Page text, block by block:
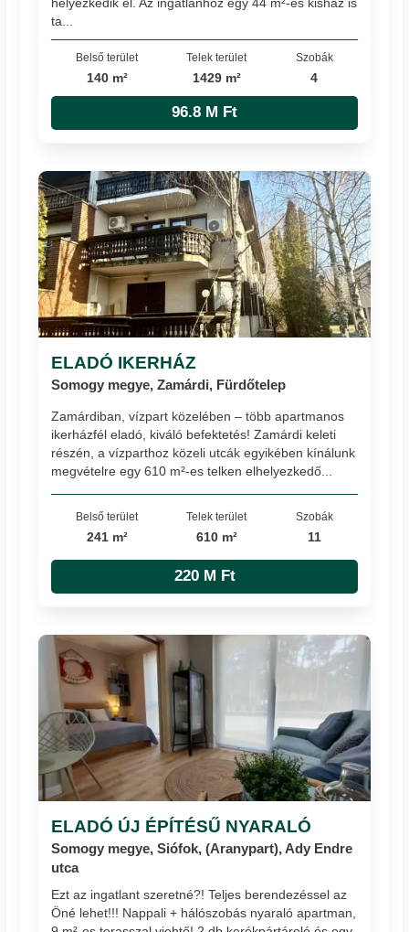
helyezkedik el. Az ingatlanhoz egy 44 m²-es kisház is
ta...
Belső terület
140 m²
Telek terület
1429 m²
Szobák
4
96.8 M Ft
ELADÓ IKERHÁZ
Somogy megye, Zamárdi, Fürdőtelep
Zamárdiban, vízpart közelében – több apartmanos
ikerházfél eladó, kiváló befektetés! Zamárdi keleti
részén, a vízparthoz közeli utcák egyikében kínálunk
megvételre egy 610 m²-es telken elhelyezkedő...
Belső terület
241 m²
Telek terület
610 m²
Szobák
11
220 M Ft
ELADÓ ÚJ ÉPÍTÉSŰ NYARALÓ
Somogy megye, Siófok, (Aranypart), Ady Endre
utca
Ezt az ingatlant szeretné?! Teljes berendezéssel az
Öné lehet!!! Nappali + hálószobás nyaraló apartman,